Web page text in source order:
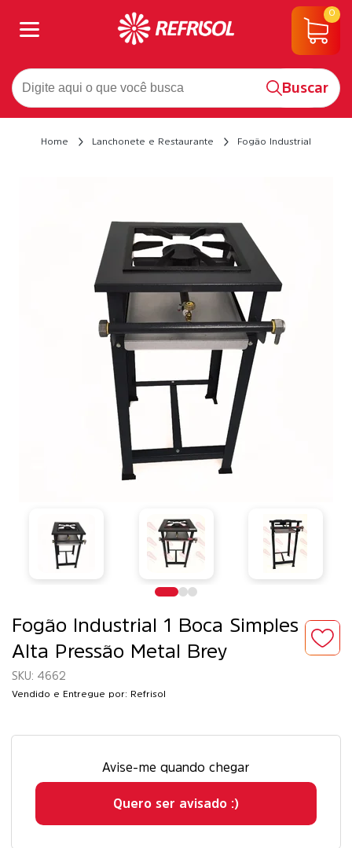
Buscar
0
Home Lanchonete e Restaurante Fogão Industrial
Fogão Industrial 1 Boca Simples
Alta Pressão Metal Brey
4662
Vendido e Entregue por: Refrisol
Avise-me quando chegar
Quero ser avisado :)